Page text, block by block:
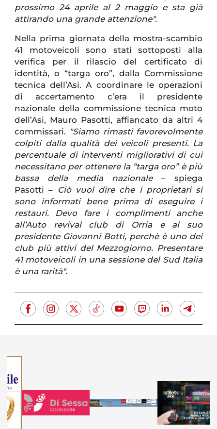
prossimo 24 aprile al 2 maggio e sta già
attirando una grande attenzione".
Nella prima giornata della mostra-scambio
41 motoveicoli sono stati sottoposti alla
verifica per il rilascio del certificato di
identità, o “targa oro”, dalla Commissione
tecnica dell’Asi. A coordinare le operazioni
di accertamento c’era il presidente
nazionale della commissione tecnica moto
dell’Asi, Mauro Pasotti, affiancato da altri 4
commissari. "Siamo rimasti favorevolmente
colpiti dalla qualità dei veicoli presenti. La
percentuale di interventi migliorativi di cui
necessitano per ottenere la “targa oro” è più
bassa della media nazionale– spiega
Pasotti – Ciò vuol dire che i proprietari si
sono informati bene prima di eseguire i
restauri. Devo fare i complimenti anche
all’Auto revival club di Orria e al suo
presidente Giovanni Botti, perchè è uno dei
club più attivi del Mezzogiorno. Presentare
41 motoveicoli in una sessione del Sud Italia
è una rarità".